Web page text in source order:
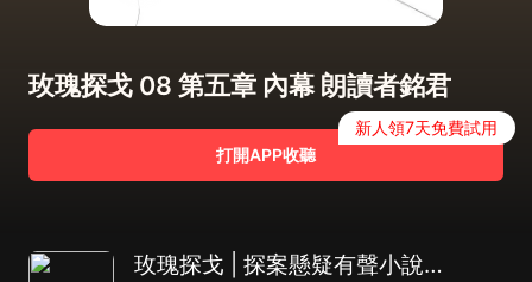
玫瑰探戈 08 第五章 內幕 朗讀者銘君
打開APP收聽
新人領7天免費試用
玫瑰探戈 | 探案懸疑有聲小說，紀玉峰作品